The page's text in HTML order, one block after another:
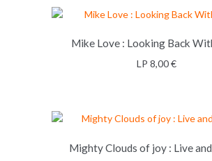
Mike Love : Looking Back
LP 8,00€
Mighty Clouds of joy : Live